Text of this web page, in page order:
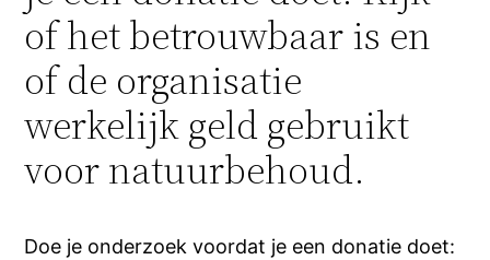
of het betrouwbaar is en
of de organisatie
werkelijk geld gebruikt
voor natuurbehoud.
Doe je onderzoek voordat je een donatie doet: